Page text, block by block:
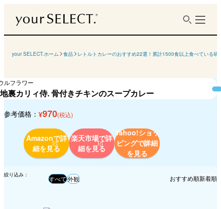
your SELECT.ホーム 食品 レトルトカレーのおすすめ22選！累計1500食以上食べている
ルフラワー
裏カリィ侍. 骨付きチキンのスープカレー
参考価格： ¥970(税込)
Amazonで詳
細を見る
楽天市場で詳
細を見る
Yahoo!ショッ
ピングで詳細
を見る
絞り込み： すべて外観 おすすめ順新着順